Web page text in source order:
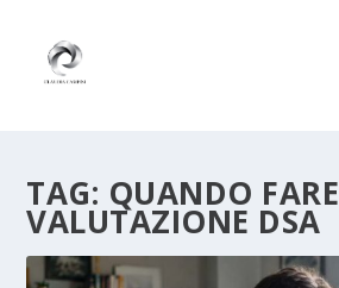
TAG: QUANDO FARE
VALUTAZIONE DSA